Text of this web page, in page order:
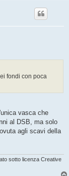
fondi con poca
vasca che
al DSB, ma solo
agli scavi della
sotto licenza Creative